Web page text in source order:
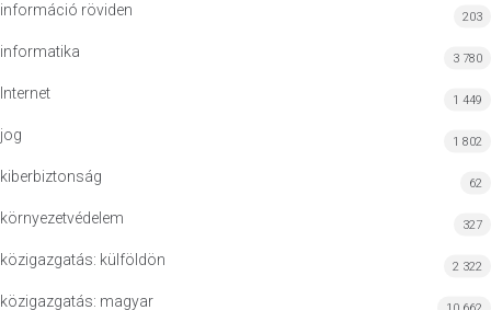
információ röviden 203
informatika 3 780
Internet 1 449
jog 1 802
kiberbiztonság 62
környezetvédelem 327
közigazgatás: külföldön 2 322
közigazgatás: magyar